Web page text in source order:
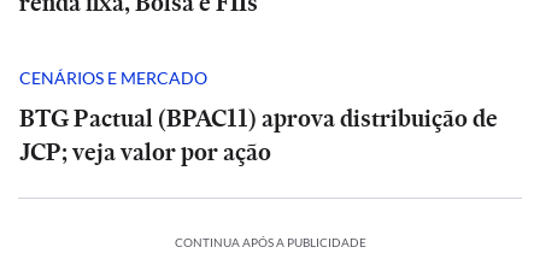
CENÁRIOS E MERCADO
BTG Pactual (BPAC11) aprova distribuição de
JCP; veja valor por ação
CONTINUA APÓS A PUBLICIDADE